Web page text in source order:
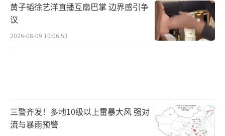
黄子韬徐艺洋直播互扇巴掌 边界感引争
议
2026-08-09 10:06:53
三警齐发！多地10级以上雷暴大风 强对
流与暴雨预警